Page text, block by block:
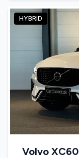
HYBRID
Volvo XC60